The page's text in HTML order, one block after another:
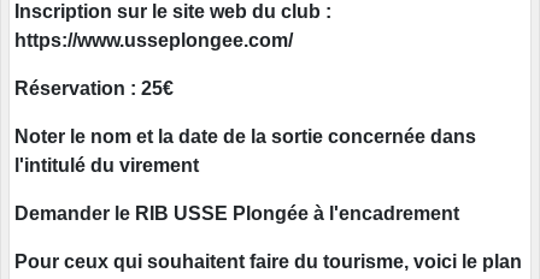
Inscription sur le site web du club :
https://www.usseplongee.com/
Réservation : 25€
Noter le nom et la date de la sortie concernée dans
l'intitulé du virement
Demander le RIB USSE Plongée à l'encadrement
Pour ceux qui souhaitent faire du tourisme, voici le plan